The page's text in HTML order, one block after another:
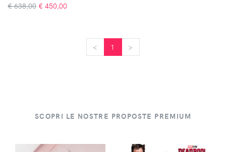
€ 638,00 € 450,00
< 1 >
SCOPRI LE NOSTRE PROPOSTE PREMIUM